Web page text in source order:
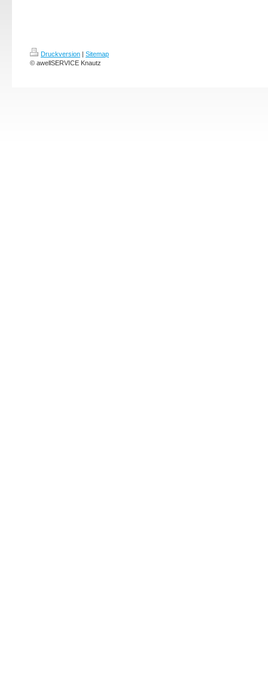
Druckversion | Sitemap
© awellSERVICE Knautz